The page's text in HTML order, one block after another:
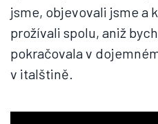
jsme, objevovali jsme a
prožívali spolu, aniž
pokračovala v
v italštině.